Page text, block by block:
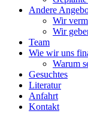
Andere
Wir
Wir
Team
Wie wir uns
Warum
Gesuchtes
Literatur
Anfahrt
Kontakt